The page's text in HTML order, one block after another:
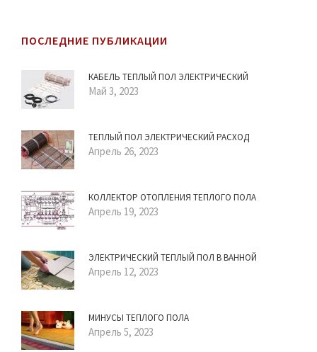
ПОСЛЕДНИЕ ПУБЛИКАЦИИ
КАБЕЛЬ ТЕПЛЫЙ ПОЛ ЭЛЕКТРИЧЕСКИЙ
Май 3, 2023
ТЕПЛЫЙ ПОЛ ЭЛЕКТРИЧЕСКИЙ РАСХОД
Апрель 26, 2023
КОЛЛЕКТОР ОТОПЛЕНИЯ ТЕПЛОГО ПОЛА
Апрель 19, 2023
ЭЛЕКТРИЧЕСКИЙ ТЕПЛЫЙ ПОЛ В ВАННОЙ
Апрель 12, 2023
МИНУСЫ ТЕПЛОГО ПОЛА
Апрель 5, 2023